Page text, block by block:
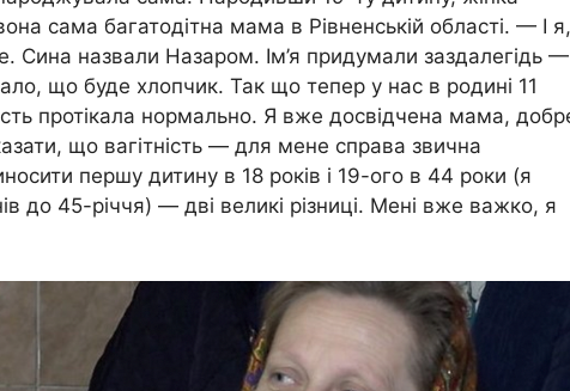
сама багатодітна мама в Рівненській області. — І я,
Сина назвали Назаром. Ім’я придумали заздалегідь —
що буде хлопчик. Так що тепер у нас в родині 11
протікала нормально. Я вже досвідчена мама,
що вагітність — для мене справа звична
першу дитину в 18 років і 19-ого в 44 роки (я
до 45-річчя) — дві великі різниці. Мені вже важко, я